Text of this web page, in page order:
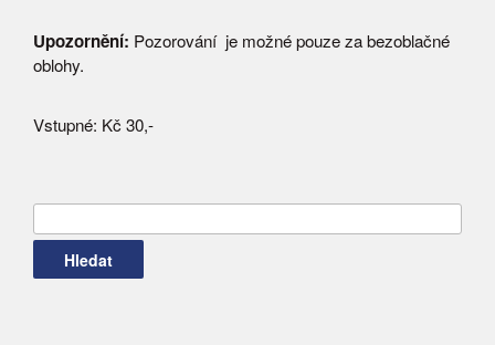
Upozornění: Pozorování je možné pouze za bezoblačné
oblohy.
Vstupné: Kč 30,-